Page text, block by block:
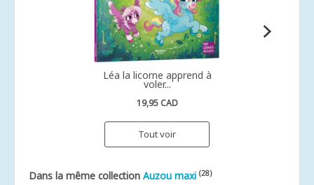
Léa la licorne apprend à
voler...
19,95 CAD
Tout voir
Dans la même collection Auzou maxi (28)